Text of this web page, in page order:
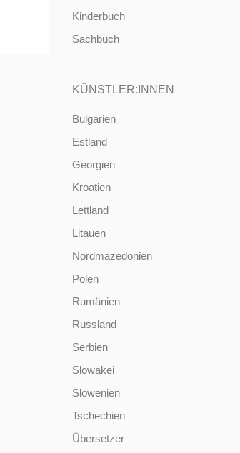
Kinderbuch
Sachbuch
KÜNSTLER:INNEN
Bulgarien
Estland
Georgien
Kroatien
Lettland
Litauen
Nordmazedonien
Polen
Rumänien
Russland
Serbien
Slowakei
Slowenien
Tschechien
Übersetzer